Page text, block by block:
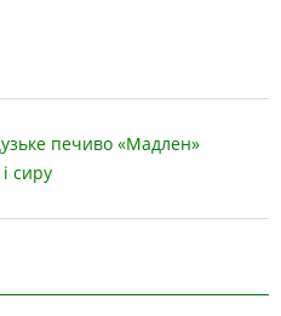
печиво «Мадлен»
сиру